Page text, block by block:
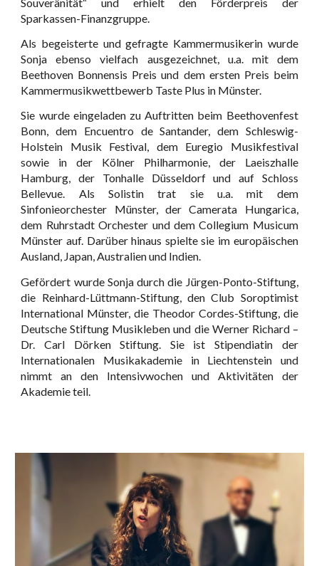
Sparkassen-Finanzgruppe.
Als begeisterte und gefragte Kammermusikerin wurde
Sonja ebenso vielfach ausgezeichnet, u.a. mit dem
Beethoven Bonnensis Preis und dem ersten Preis beim
Kammermusikwettbewerb Taste Plus in Münster.
Sie wurde eingeladen zu Auftritten beim Beethovenfest
Bonn, dem Encuentro de Santander, dem Schleswig-
Holstein Musik Festival, dem Euregio Musikfestival
sowie in der Kölner Philharmonie, der Laeiszhalle
Hamburg, der Tonhalle Düsseldorf und auf Schloss
Bellevue. Als Solistin trat sie u.a. mit dem
Sinfonieorchester Münster, der Camerata Hungarica,
dem Ruhrstadt Orchester und dem Collegium Musicum
Münster auf. Darüber hinaus spielte sie im europäischen
Ausland, Japan, Australien und Indien.
Gefördert wurde Sonja durch die Jürgen-Ponto-Stiftung,
die Reinhard-Lüttmann-Stiftung, den Club Soroptimist
International Münster, die Theodor Cordes-Stiftung, die
Deutsche Stiftung Musikleben und die Werner Richard –
Dr. Carl Dörken Stiftung. Sie ist Stipendiatin der
Internationalen Musikakademie in Liechtenstein und
nimmt an den Intensivwochen und Aktivitäten der
Akademie teil.